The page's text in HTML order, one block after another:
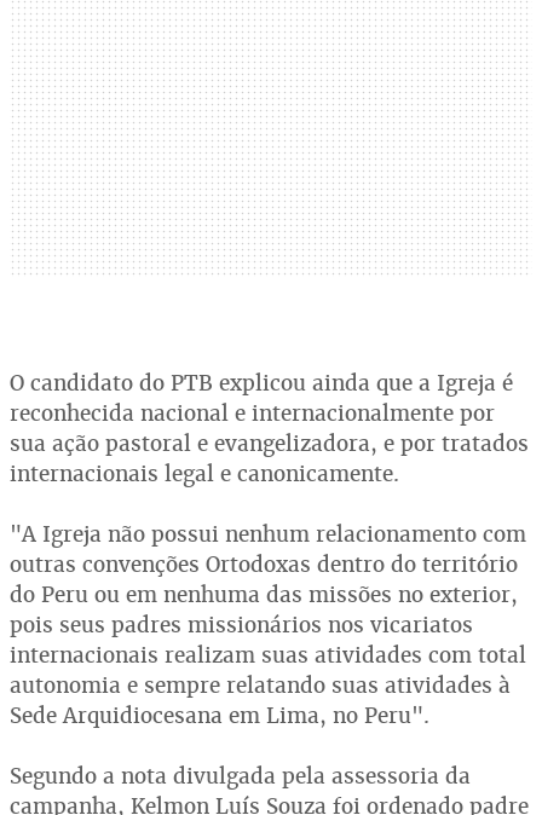
O candidato do PTB explicou ainda que a Igreja é
reconhecida nacional e internacionalmente por
sua ação pastoral e evangelizadora, e por tratados
internacionais legal e canonicamente.
"A Igreja não possui nenhum relacionamento com
outras convenções Ortodoxas dentro do território
do Peru ou em nenhuma das missões no exterior,
pois seus padres missionários nos vicariatos
internacionais realizam suas atividades com total
autonomia e sempre relatando suas atividades à
Sede Arquidiocesana em Lima, no Peru".
Segundo a nota divulgada pela assessoria da
campanha, Kelmon Luís Souza foi ordenado padre